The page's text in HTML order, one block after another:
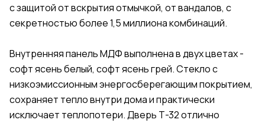
с защитой от вскрытия отмычкой, от вандалов, с
секретностью более 1,5 миллиона комбинаций.
Внутренняя панель МДФ выполнена в двух цветах -
софт ясень белый, софт ясень грей. Стекло с
низкоэмиссионным энергосберегающим покрытием,
сохраняет тепло внутри дома и практически
исключает теплопотери. Дверь Т-32 отлично